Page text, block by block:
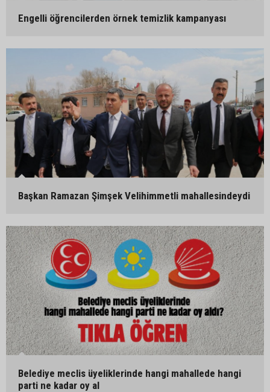
Engelli öğrencilerden örnek temizlik kampanyası
Başkan Ramazan Şimşek Velihimmetli mahallesindeydi
Belediye meclis üyeliklerinde hangi mahallede hangi
parti ne kadar oy al